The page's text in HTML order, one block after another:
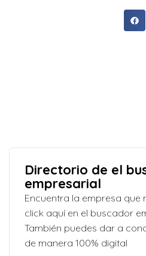
Directorio de el
empresarial
Encuentra la empresa que
click aquí en el buscador
También puedes dar a
de manera 100% digital